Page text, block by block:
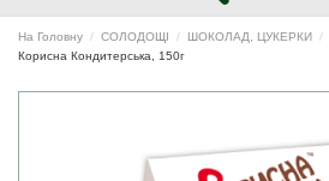
На Головну СОЛОДОЩІ ШОКОЛАД, ЦУКЕРКИ
Корисна Кондитерська, 150г